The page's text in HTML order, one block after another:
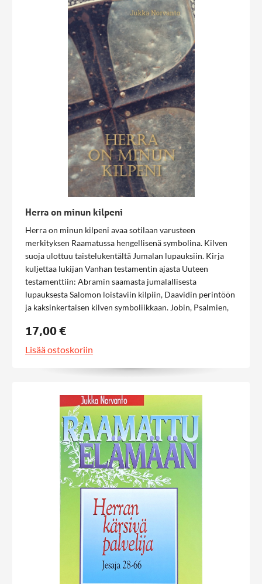
Herra on minun kilpeni
Herra on minun kilpeni avaa sotilaan varusteen
merkityksen Raamatussa hengellisenä symbolina. Kilven
suoja ulottuu taistelukentältä Jumalan lupauksiin. Kirja
kuljettaa lukijan Vanhan testamentin ajasta Uuteen
testamenttiin: Abramin saamasta jumalallisesta
lupauksesta Salomon loistaviin kilpiin, Daavidin perintöön
ja kaksinkertaisen kilven symboliikkaan. Jobin, Psalmien,
Jumalasta suojelijana keskellä kärsimystä, epävarmuutta ja
kansojen kohtaloita. Uudessa testamentissa kilven
Herra ja opetuslastensa turva. Teos haastaa lukijan
kilpesi.” Raamatullinen kilpi välittää kutsun luottamukseen,
uskoon ja yhteyteen myös nykyajassa.
17,00 €
Lisää ostoskoriin